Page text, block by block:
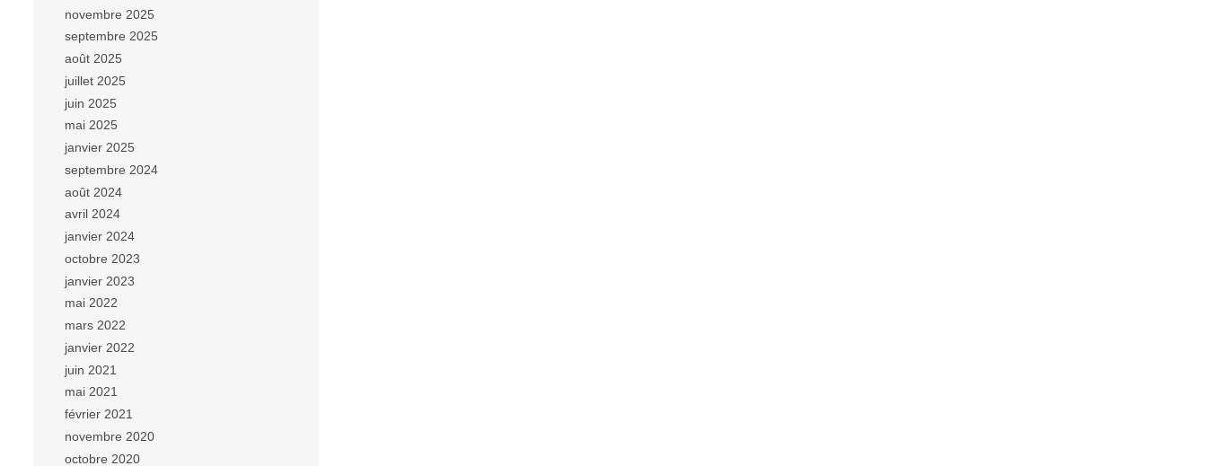
novembre 2025
septembre 2025
août 2025
juillet 2025
juin 2025
mai 2025
janvier 2025
septembre 2024
août 2024
avril 2024
janvier 2024
octobre 2023
janvier 2023
mai 2022
mars 2022
janvier 2022
juin 2021
mai 2021
février 2021
novembre 2020
octobre 2020